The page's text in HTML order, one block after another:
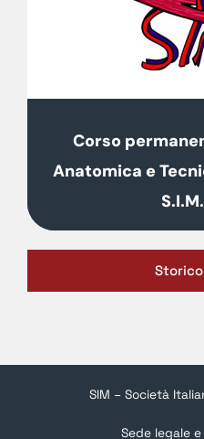
Corso
Anatomica e
SIM – Società
Sede legale